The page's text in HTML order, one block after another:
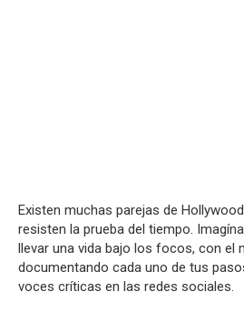
Existen muchas parejas de
resisten la prueba del tiempo.
llevar una vida bajo los focos, con el
documentando cada uno de tus
voces críticas en las redes sociales.